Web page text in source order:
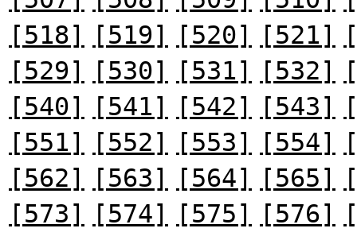
[518]
[519] [520] [521]
[529]
[530] [531] [532]
[540]
[541] [542] [543]
[551]
[552] [553] [554]
[562]
[563] [564] [565]
[573]
[574] [575] [576]